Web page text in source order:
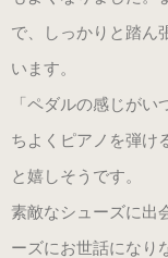
で、しっかりと踏ん
います。
「ペダルの感じが
ちよくピアノを弾け
と嬉しそうです。
素敵なシューズに出
ーズにお世話になり